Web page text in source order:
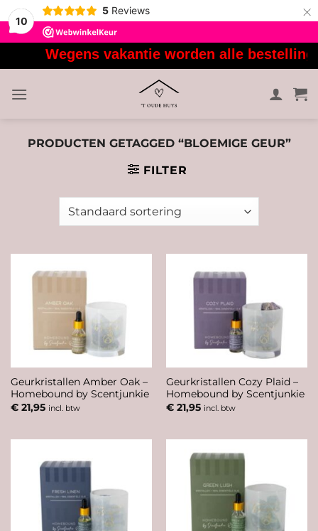
10
5 Reviews ×
naar
inhoud
Wegens vakantie worden alle
PRODUCTEN GETAGGED “BLOEMIGE GEUR”
FILTER
Geurkristallen Amber Oak –
Homebound by Scentjunkie
€21,95 incl. btw
Geurkristallen Cozy Plaid –
Homebound by Scentjunkie
€21,95 incl. btw